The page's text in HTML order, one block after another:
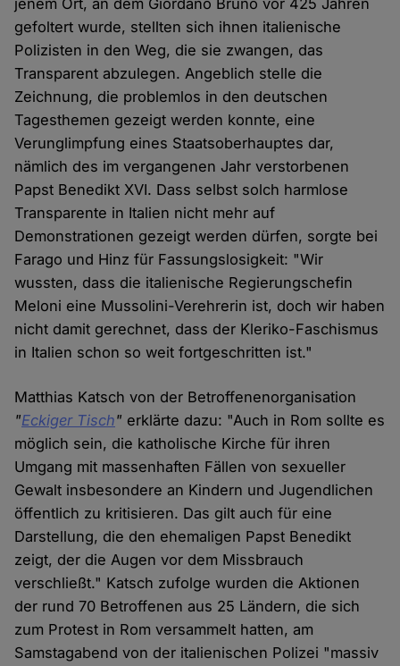
jenem Ort, an dem Giordano Bruno vor 425 Jahren
gefoltert wurde, stellten sich ihnen italienische
Polizisten in den Weg, die sie zwangen, das
Transparent abzulegen. Angeblich stelle die
Zeichnung, die problemlos in den deutschen
Tagesthemen gezeigt werden konnte, eine
Verunglimpfung eines Staatsoberhauptes dar,
nämlich des im vergangenen Jahr verstorbenen
Papst Benedikt XVI. Dass selbst solch harmlose
Transparente in Italien nicht mehr auf
Demonstrationen gezeigt werden dürfen, sorgte bei
Farago und Hinz für Fassungslosigkeit: "Wir
wussten, dass die italienische Regierungschefin
Meloni eine Mussolini-Verehrerin ist, doch wir haben
nicht damit gerechnet, dass der Kleriko-Faschismus
in Italien schon so weit fortgeschritten ist."
Matthias Katsch von der Betroffenenorganisation
"Eckiger Tisch" erklärte dazu: "Auch in Rom sollte es
möglich sein, die katholische Kirche für ihren
Umgang mit massenhaften Fällen von sexueller
Gewalt insbesondere an Kindern und Jugendlichen
öffentlich zu kritisieren. Das gilt auch für eine
Darstellung, die den ehemaligen Papst Benedikt
zeigt, der die Augen vor dem Missbrauch
verschließt." Katsch zufolge wurden die Aktionen
der rund 70 Betroffenen aus 25 Ländern, die sich
zum Protest in Rom versammelt hatten, am
Samstagabend von der italienischen Polizei "massiv